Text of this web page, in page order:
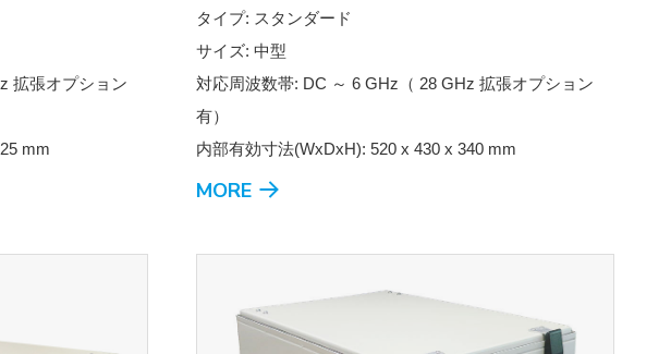
拡張オプション
mm
タイプ: スタンダード
サイズ: 中型
対応周波数帯: DC ～ 6 GHz（ 28 GHz 拡張オプション
有）
内部有効寸法(WxDxH): 520 x 430 x 340 mm
MORE